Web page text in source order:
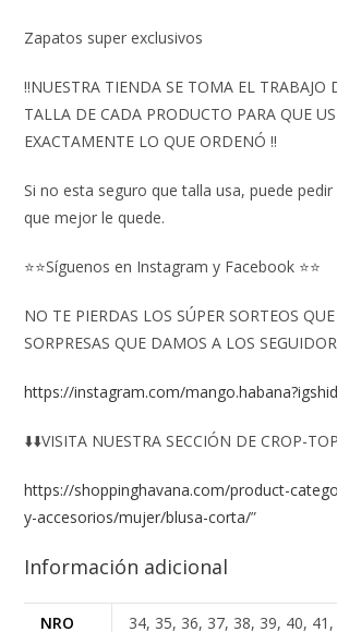
Zapatos super exclusivos
‼️NUESTRA TIENDA SE TOMA EL TRABAJO
TALLA DE CADA PRODUCTO PARA QUE
EXACTAMENTE LO QUE ORDENÓ ‼️
Si no esta seguro que talla usa, puede
que mejor le quede.
⭐⭐Síguenos en Instagram y Facebook ⭐⭐
NO TE PIERDAS LOS SÚPER SORTEOS
SORPRESAS QUE DAMOS A LOS
https://instagram.com/
⬇️⬇️VISITA NUESTRA SECCIÓN DE CROP-
https://shoppinghavana.com/product-
y-accesorios/mujer/blusa-corta/”
Información adicional
NRO 34, 35, 36, 37, 38, 39, 40,